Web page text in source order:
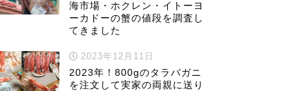
海市場・ホクレン・イトーヨ
ーカドーの蟹の値段を調査し
てきました
2023年12月11日
2023年！800gのタラバガニ
を注文して実家の両親に送り